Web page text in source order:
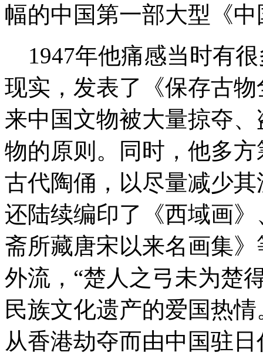
幅的中国第一部大型《
1947年他痛感当时有
现实，发表了《保存古
来中国文物被大量掠夺
物的原则。同时，他多
古代陶俑，以尽量减少
还陆续编印了《西域画
斋所藏唐宋以来名画集
外流， “楚人之弓未为楚
民族文化遗产的爱国热
从香港劫夺而由中国驻